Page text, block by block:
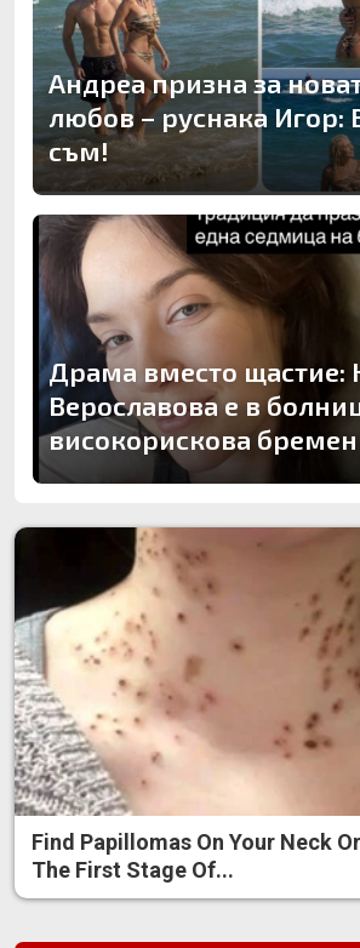
Андреа призна за
любов – руснака Игор:
съм!
Драма вместо щастие:
Верославова е в
високорискова
Find Papillomas On Your Neck
The First Stage Of...